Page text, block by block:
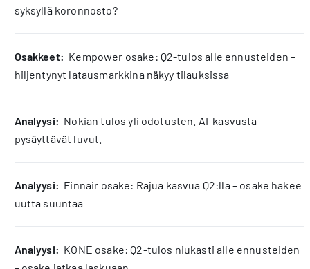
syksyllä koronnosto?
osakkeet: Kempower osake: Q2-tulos alle ennusteiden –
hiljentynyt latausmarkkina näkyy tilauksissa
analyysi: Nokian tulos yli odotusten. AI-kasvusta
pysäyttävät luvut.
analyysi: Finnair osake: Rajua kasvua Q2:lla – osake hakee
uutta suuntaa
analyysi: KONE osake: Q2-tulos niukasti alle ennusteiden